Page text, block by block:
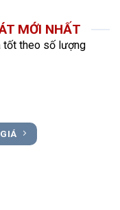
MỚI NHẤT
tốt theo số lượng